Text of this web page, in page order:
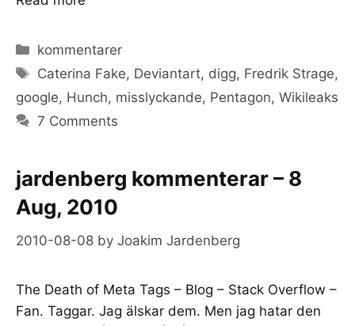
Categories
kommentarer
Tags
Caterina Fake, Deviantart, digg, Fredrik Strage,
google, Hunch, misslyckande, Pentagon, Wikileaks
7 Comments
jardenberg kommenterar – 8
Aug, 2010
2010-08-08 by Joakim Jardenberg
The Death of Meta Tags – Blog – Stack Overflow –
Fan. Taggar. Jag älskar dem. Men jag hatar den